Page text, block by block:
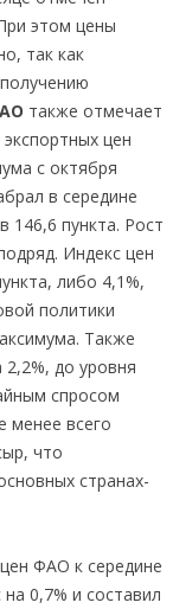
этом цены
так как
также отмечает
цен
с октября
в середине
146,6 пункта. Рост
Индекс цен
либо 4,1%,
политики
Также
2,2%, до уровня
спросом
менее всего
что
странах-
ФАО к середине
0,7% и составил